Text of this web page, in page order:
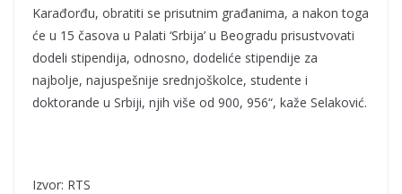
Karađorđu, obratiti se prisutnim građanima, a nakon toga
će u 15 časova u Palati ‘Srbija’ u Beogradu prisustvovati
dodeli stipendija, odnosno, dodeliće stipendije za
najbolje, najuspešnije srednjoškolce, studente i
doktorande u Srbiji, njih više od 900, 956“, kaže Selaković.
Izvor: RTS